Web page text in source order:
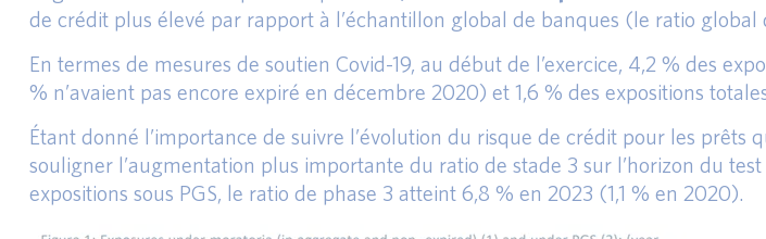
de crédit plus élevé par rapport à l’échantillon global de banques (le ratio global
En termes de mesures de soutien Covid-19, au début de l’exercice, 4,2 % des
% n’avaient pas encore expiré en décembre 2020) et 1,6 % des expositions
Étant donné l’importance de suivre l’évolution du risque de crédit pour les prêts
souligner l’augmentation plus importante du ratio de stade 3 sur l’horizon du
expositions sous PGS, le ratio de phase 3 atteint 6,8 % en 2023 (1,1 % en 2020).